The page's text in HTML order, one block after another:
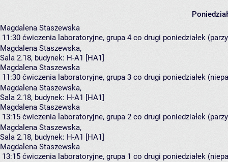
Magdalena Staszewska
11:30 ćwiczenia laboratoryjne, grupa 4 co drugi poniedziałek
Magdalena Staszewska,
Sala 2.18, budynek: H-A1 [HA1]
Magdalena Staszewska
11:30 ćwiczenia laboratoryjne, grupa 3 co drugi poniedziałek
Magdalena Staszewska,
Sala 2.18, budynek: H-A1 [HA1]
Magdalena Staszewska
13:15 ćwiczenia laboratoryjne, grupa 2 co drugi poniedziałek
Magdalena Staszewska,
Sala 2.18, budynek: H-A1 [HA1]
Magdalena Staszewska
13:15 ćwiczenia laboratoryjne, grupa 1 co drugi poniedziałek